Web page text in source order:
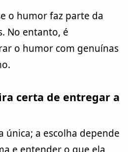
o humor faz parte da
No entanto, é
o humor com genuínas
certa de entregar a
única; a escolha depende